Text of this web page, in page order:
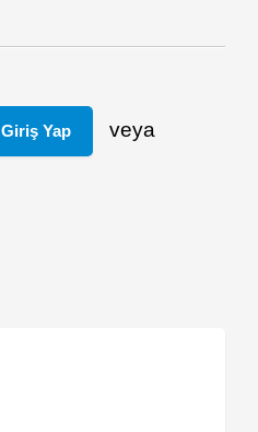
Giriş Yap veya